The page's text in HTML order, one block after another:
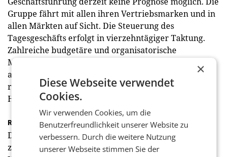
Gruppe fährt mit allen ihren Vertriebsmarken und in
allen Märkten auf Sicht. Die Steuerung des
Tagesgeschäfts erfolgt in vierzehntägiger Taktung.
Zahlreiche budgetäre und organisatorische
Maßnahmen werden realisiert, um die Finanzkraft
auf gewohnt hohem Niveau zu halten. Denn: Unito
rechnet mit einem Urknall in der österreichischen
Handelslandschaft.
Rasante Evolution
Die Veränderung, die der Handel normalerweise in
zehn Jahren durchmacht, wird laut Einschätzung der
×
Diese Webseite verwendet
Cookies.
Wir verwenden Cookies, um die
Benutzerfreundlichkeit unserer Website zu
verbessern. Durch die weitere Nutzung
unserer Webseite stimmen Sie der